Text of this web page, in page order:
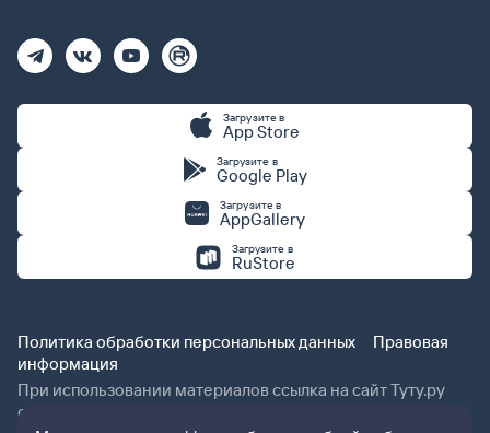
Загрузите в
App Store
Загрузите в
Google Play
Загрузите в
AppGallery
Загрузите в
RuStore
Политика обработки персональных данных
Правовая
информация
При использовании материалов ссылка на сайт Туту.ру
обязательна.